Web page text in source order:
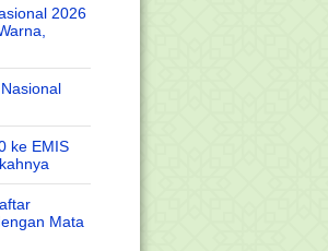
2026
ke EMIS
Mata